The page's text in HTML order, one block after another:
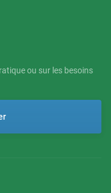
ou sur les besoins